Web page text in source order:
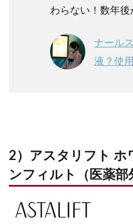
わらない！数年
ナール
液？使
2）アスタリフト ホ
ンフィルト（医薬部